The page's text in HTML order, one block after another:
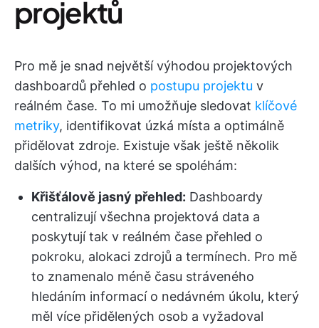
projektů
Pro mě je snad největší výhodou projektových
dashboardů přehled o postupu projektu v
reálném čase. To mi umožňuje sledovat klíčové
metriky, identifikovat úzká místa a optimálně
přidělovat zdroje. Existuje však ještě několik
dalších výhod, na které se spoléhám:
Křišťálově jasný přehled: Dashboardy
centralizují všechna projektová data a
poskytují tak v reálném čase přehled o
pokroku, alokaci zdrojů a termínech. Pro mě
to znamenalo méně času stráveného
hledáním informací o nedávném úkolu, který
měl více přidělených osob a vyžadoval